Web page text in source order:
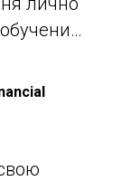
часы
легко и
за